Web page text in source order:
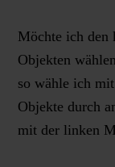
Möchte ich den
Objekten
so wähle ich
Objekte durch
mit der linken